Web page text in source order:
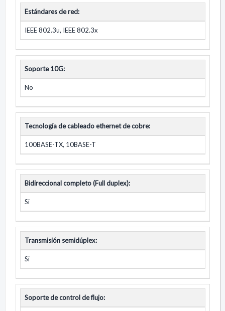
Estándares de red:
IEEE 802.3u, IEEE 802.3x
Soporte 10G:
No
Tecnología de cableado ethernet de cobre:
100BASE-TX, 10BASE-T
Bidireccional completo (Full duplex):
Si
Transmisión semidúplex:
Si
Soporte de control de flujo: